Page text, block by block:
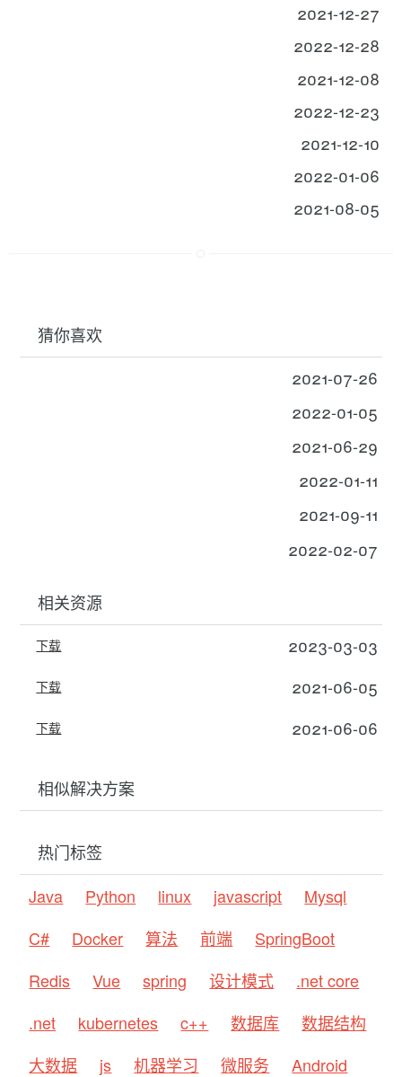
2021-12-27
2022-12-28
2021-12-08
2022-12-23
2021-12-10
2022-01-06
2021-08-05
猜你喜欢
2021-07-26
2022-01-05
2021-06-29
2022-01-11
2021-09-11
2022-02-07
相关资源
下载 2023-03-03
下载 2021-06-05
下载 2021-06-06
相似解决方案
热门标签
Java
Python linux javascript
Mysql
C#
Docker 算法 前端
SpringBoot
Redis
Vue spring 设计模式
.net core
.net
kubernetes c++ 数据库
数据结构
大数据
js 机器学习 微服务 Android